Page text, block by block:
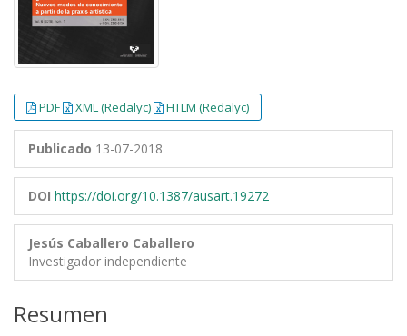
PDF XML (Redalyc) HTLM (Redalyc)
Publicado 13-07-2018
DOI https://doi.org/10.1387/ausart.19272
Jesús Caballero Caballero
Investigador independiente
Resumen